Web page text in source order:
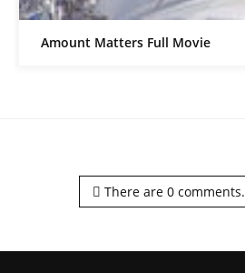
Amount Matters Full Movie
There are 0 comments.